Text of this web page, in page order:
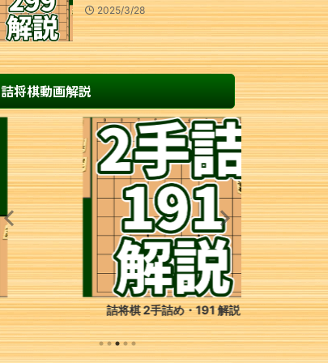
2025/3/28
詰将棋動画解説
詰将棋 2手詰め・191 解説 詰